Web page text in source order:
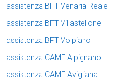
assistenza BFT Venaria Reale
assistenza BFT Villastellone
assistenza BFT Volpiano
assistenza CAME Alpignano
assistenza CAME Avigliana